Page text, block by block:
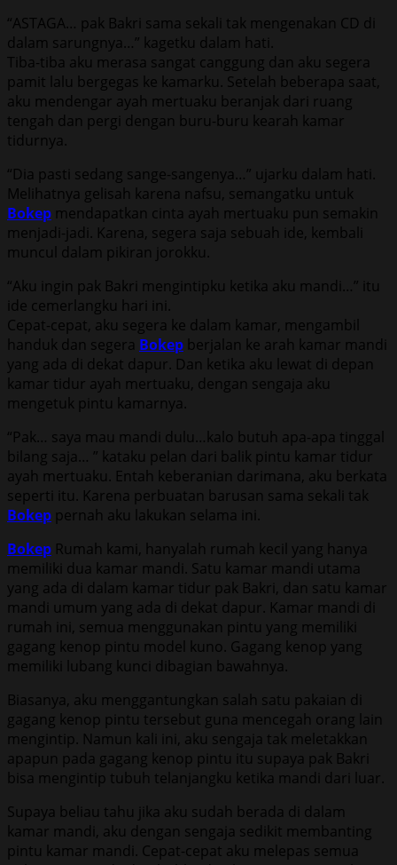
“ASTAGA… pak Bakri sama sekali tak mengenakan CD di
dalam sarungnya…” kagetku dalam hati.
Tiba-tiba aku merasa sangat canggung dan aku segera
pamit lalu bergegas ke kamarku. Setelah beberapa saat,
aku mendengar ayah mertuaku beranjak dari ruang
tengah dan pergi dengan buru-buru kearah kamar
tidurnya.
“Dia pasti sedang sange-sangenya…” ujarku dalam hati.
Melihatnya gelisah karena nafsu, semangatku untuk
Bokep mendapatkan cinta ayah mertuaku pun semakin
menjadi-jadi. Karena, segera saja sebuah ide, kembali
muncul dalam pikiran jorokku.
“Aku ingin pak Bakri mengintipku ketika aku mandi…” itu
ide cemerlangku hari ini.
Cepat-cepat, aku segera ke dalam kamar, mengambil
handuk dan segera Bokep berjalan ke arah kamar mandi
yang ada di dekat dapur. Dan ketika aku lewat di depan
kamar tidur ayah mertuaku, dengan sengaja aku
mengetuk pintu kamarnya.
“Pak… saya mau mandi dulu…kalo butuh apa-apa tinggal
bilang saja… ” kataku pelan dari balik pintu kamar tidur
ayah mertuaku. Entah keberanian darimana, aku berkata
seperti itu. Karena perbuatan barusan sama sekali tak
Bokep pernah aku lakukan selama ini.
Bokep Rumah kami, hanyalah rumah kecil yang hanya
memiliki dua kamar mandi. Satu kamar mandi utama
yang ada di dalam kamar tidur pak Bakri, dan satu kamar
mandi umum yang ada di dekat dapur. Kamar mandi di
rumah ini, semua menggunakan pintu yang memiliki
gagang kenop pintu model kuno. Gagang kenop yang
memiliki lubang kunci dibagian bawahnya.
Biasanya, aku menggantungkan salah satu pakaian di
gagang kenop pintu tersebut guna mencegah orang lain
mengintip. Namun kali ini, aku sengaja tak meletakkan
apapun pada gagang kenop pintu itu supaya pak Bakri
bisa mengintip tubuh telanjangku ketika mandi dari luar.
Supaya beliau tahu jika aku sudah berada di dalam
kamar mandi, aku dengan sengaja sedikit membanting
pintu kamar mandi. Cepat-cepat aku melepas semua